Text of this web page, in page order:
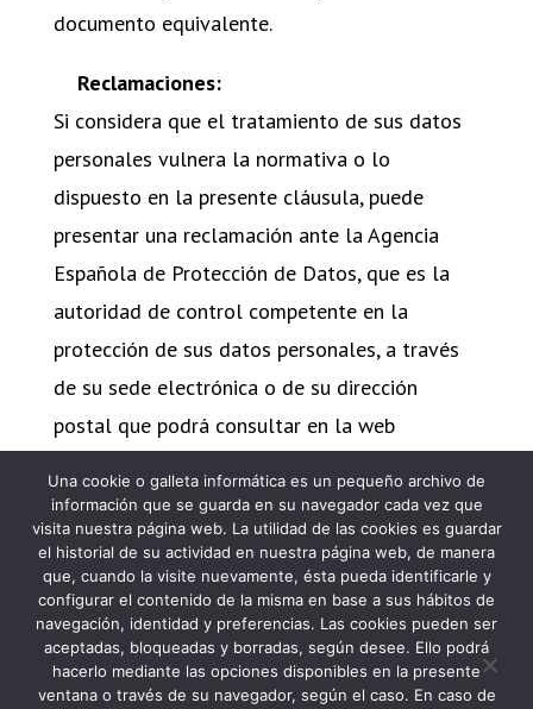
documento equivalente.
Reclamaciones:
Si considera que el tratamiento de sus datos
personales vulnera la normativa o lo
dispuesto en la presente cláusula, puede
presentar una reclamación ante la Agencia
Española de Protección de Datos, que es la
autoridad de control competente en la
protección de sus datos personales, a través
de su sede electrónica o de su dirección
postal que podrá consultar en la web
PROGRAMA KIT DIGITAL FINANCIADO POR
LOS FONDOS NEXT GENERATION DEL
Una cookie o galleta informática es un pequeño archivo de
información que se guarda en su navegador cada vez que
visita nuestra página web. La utilidad de las cookies es guardar
el historial de su actividad en nuestra página web, de manera
que, cuando la visite nuevamente, ésta pueda identificarle y
configurar el contenido de la misma en base a sus hábitos de
navegación, identidad y preferencias. Las cookies pueden ser
aceptadas, bloqueadas y borradas, según desee. Ello podrá
hacerlo mediante las opciones disponibles en la presente
ventana o través de su navegador, según el caso. En caso de